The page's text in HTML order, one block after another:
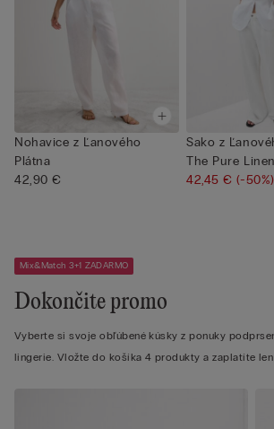
Nohavice z Ľanového
Plátna
42,90 €
Sako z
The Pure Linen
42,45 €(-50%)
Mix&Match 3+1 ZADARMO
Dokončite promo
Vyberte si svoje obľúbené kúsky z ponuky
lingerie. Vložte do košíka 4 produkty a zaplatíte len